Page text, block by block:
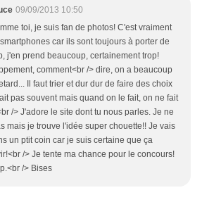
09/09/2013 10:50
toi, je suis fan de photos! C'est vraiment
car ils sont toujours à porter de
j'en prend beaucoup, certainement trop!
comment<br /> dire, on a beaucoup
Il faut trier et dur dur de faire des choix
pas souvent mais quand on le fait, on ne fait
/> J'adore le site dont tu nous parles. Je ne
mais je trouve l'idée super chouette!! Je vais
un ptit coin car je suis certaine que ça
/> Je tente ma chance pour le concours!
/> Bises